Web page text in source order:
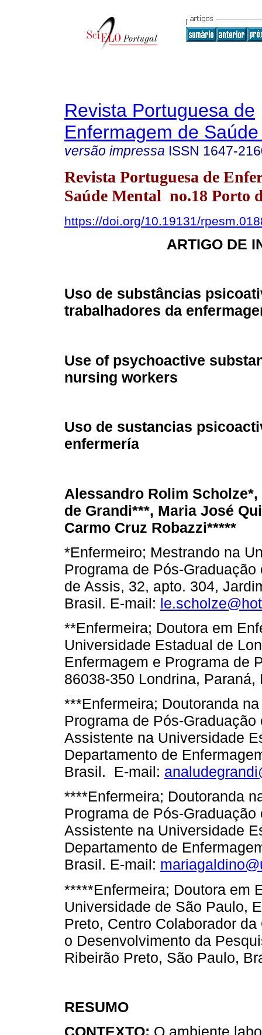
Revista Portuguesa de
Enfermagem de
versão impressa ISSN 1647-
Revista Portuguesa de
Saúde Mental no.18 Porto
https://doi.org/10.19131/
ARTIGO DE
Uso de substâncias
trabalhadores da
Use of psychoactive
nursing workers
Uso de sustancias
enfermería
Alessandro Rolim
de Grandi***, Maria José
Carmo Cruz Robazzi*****
*Enfermeiro; Mestrando na
Programa de Pós-
de Assis, 32, apto. 304,
Brasil. E-mail:
**Enfermeira; Doutora em
Universidade Estadual de
Enfermagem e Programa de
86038-350 Londrina,
***Enfermeira; Doutoranda
Programa de Pós-
Assistente na Universidade
Departamento de
Brasil. E-mail:
****Enfermeira; Doutoranda
Programa de Pós-
Assistente na Universidade
Departamento de
Brasil. E-mail:
*****Enfermeira; Doutora em
Universidade de São Paulo,
Preto, Centro Colaborador
o Desenvolvimento da
Ribeirão Preto, São Paulo,
RESUMO
CONTEXTO: O ambiente